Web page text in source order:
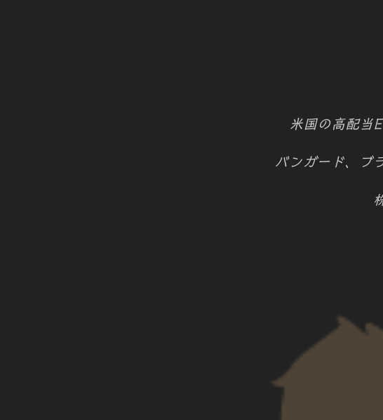
米国の高配当
バンガード、ブ